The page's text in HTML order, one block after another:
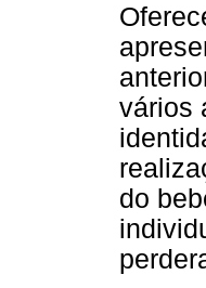
vários
do